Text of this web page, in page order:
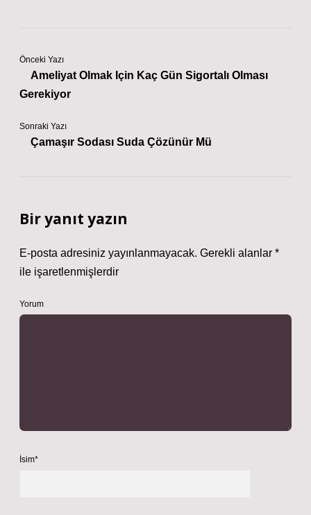
Önceki Yazı
Ameliyat Olmak Için Kaç Gün Sigortalı Olması
Gerekiyor
Sonraki Yazı
Çamaşır Sodası Suda Çözünür Mü
Bir yanıt yazın
E-posta adresiniz yayınlanmayacak. Gerekli alanlar *
ile işaretlenmişlerdir
Yorum
İsim*